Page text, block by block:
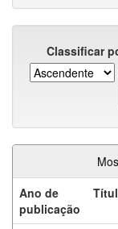
Classificar
Ano de
publicação